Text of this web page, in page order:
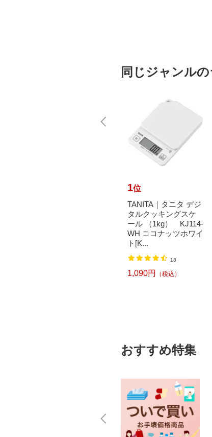
同じジャンル
1位
TANITA｜タニタ デジ
タルクッキングスケ
ール （1kg） KJ114-
WH ココナッツホワイ
ト[K...
18
1,090円 （税込）
おすすめ特集